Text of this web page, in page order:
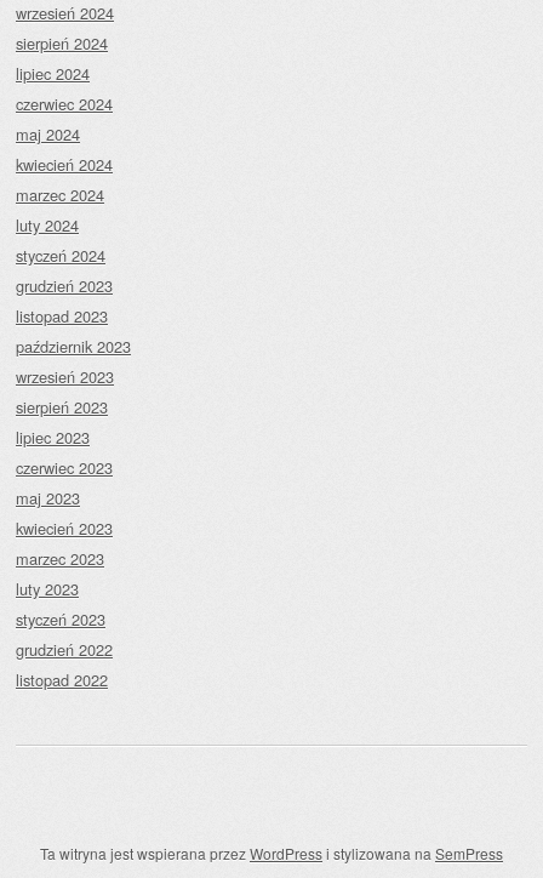
wrzesień 2024
sierpień 2024
lipiec 2024
czerwiec 2024
maj 2024
kwiecień 2024
marzec 2024
luty 2024
styczeń 2024
grudzień 2023
listopad 2023
październik 2023
wrzesień 2023
sierpień 2023
lipiec 2023
czerwiec 2023
maj 2023
kwiecień 2023
marzec 2023
luty 2023
styczeń 2023
grudzień 2022
listopad 2022
Ta witryna jest wspierana przezWordPressi stylizowana naSemPress